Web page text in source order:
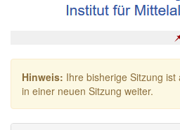
Hinweis: Ihre bisherige Sitzung
in einer neuen Sitzung weiter.